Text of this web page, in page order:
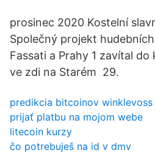
prosinec 2020 Kostelní
Společný projekt
Fassati a Prahy 1 zavítal
ve zdi na Starém 29.
predikcia bitcoinov winklevoss
prijať platbu na mojom webe
litecoin kurzy
čo potrebuješ na id v dmv